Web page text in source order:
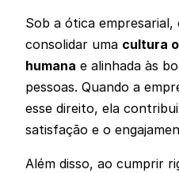
Sob a ótica
consolidar uma cultura
humana e alinhada às
pessoas. Quando a
esse direito, ela
satisfação e o
Além disso, ao cumprir